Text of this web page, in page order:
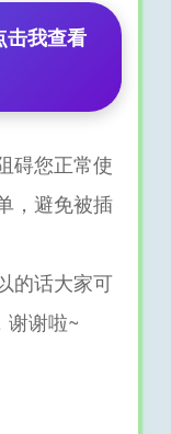
击我查看
碍您正常使
，避免被插
的话大家可
谢谢啦~